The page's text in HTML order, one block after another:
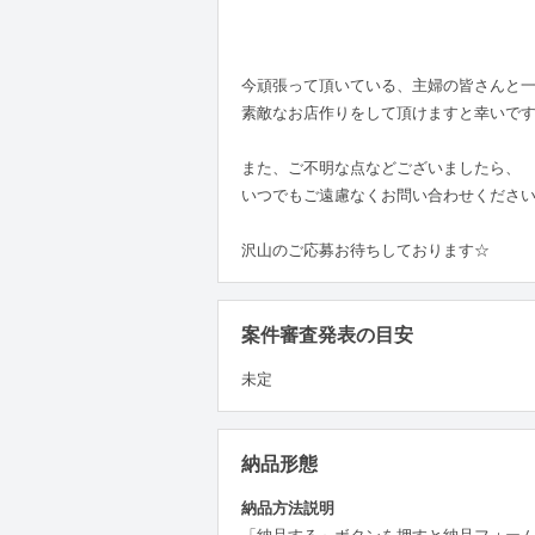
今頑張って頂いている、主婦の皆さんと一
素敵なお店作りをして頂けますと幸いです
また、ご不明な点などございましたら、
いつでもご遠慮なくお問い合わせください
沢山のご応募お待ちしております☆
案件審査発表の目安
未定
納品形態
納品方法説明